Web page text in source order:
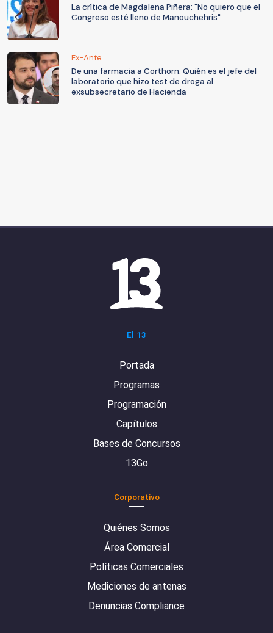
La crítica de Magdalena Piñera: "No quiero que el
Congreso esté lleno de Manouchehris"
Ex-Ante
De una farmacia a Corthorn: Quién es el jefe del
laboratorio que hizo test de droga al
exsubsecretario de Hacienda
El 13
Portada
Programas
Programación
Capítulos
Bases de Concursos
13Go
Corporativo
Quiénes Somos
Área Comercial
Políticas Comerciales
Mediciones de antenas
Denuncias Compliance